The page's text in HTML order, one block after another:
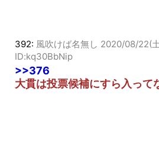
392: 風吹けば名無し 2020/08/22(
ID:kq30BbNip
>>376
大貫は投票候補にすら入って